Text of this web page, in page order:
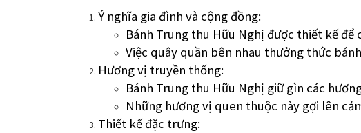
Ý nghĩa gia đình và cộng đồng:
Bánh Trung thu Hữu Nghị được thiết kế
Việc quây quần bên nhau thưởng thức
Hương vị truyền thống:
Bánh Trung thu Hữu Nghị giữ gìn các
Những hương vị quen thuộc này gợi lên
Thiết kế đặc trưng: